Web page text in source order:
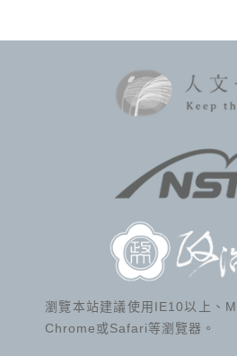
瀏覽本站建議使用IE10以上、
Chrome或Safari等瀏覽器。